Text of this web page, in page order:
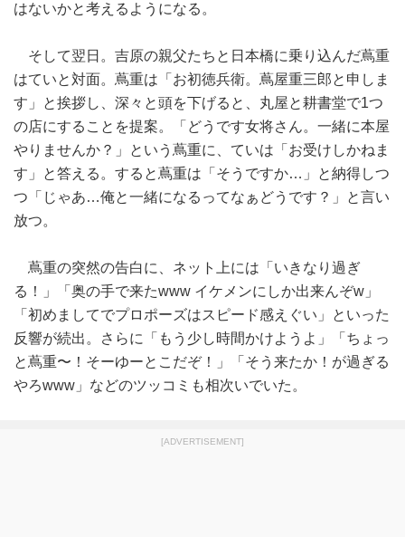
はないかと考えるようになる。
そして翌日。吉原の親父たちと日本橋に乗り込んだ蔦重
はていと対面。蔦重は「お初徳兵衛。蔦屋重三郎と申しま
す」と挨拶し、深々と頭を下げると、丸屋と耕書堂で1つ
の店にすることを提案。「どうです女将さん。一緒に本屋
やりませんか？」という蔦重に、ていは「お受けしかねま
す」と答える。すると蔦重は「そうですか…」と納得しつ
つ「じゃあ…俺と一緒になるってなぁどうです？」と言い
放つ。
蔦重の突然の告白に、ネット上には「いきなり過ぎ
る！」「奥の手で来たwww イケメンにしか出来んぞw」
「初めましてでプロポーズはスピード感えぐい」といった
反響が続出。さらに「もう少し時間かけようよ」「ちょっ
と蔦重〜！そーゆーとこだぞ！」「そう来たか！が過ぎる
やろwww」などのツッコミも相次いでいた。
[ADVERTISEMENT]